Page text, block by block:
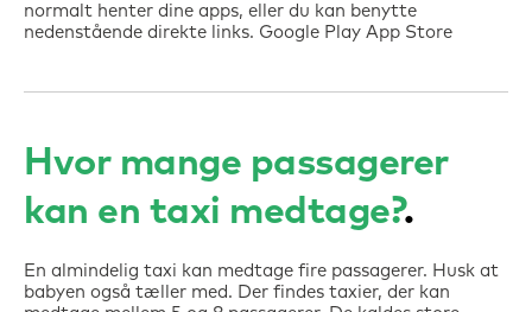
normalt henter dine apps, eller du kan benytte
nedenstående direkte links. Google Play App Store
Hvor mange passagerer
kan en taxi medtage?
En almindelig taxi kan medtage fire passagerer. Husk at
babyen også tæller med. Der findes taxier, der kan